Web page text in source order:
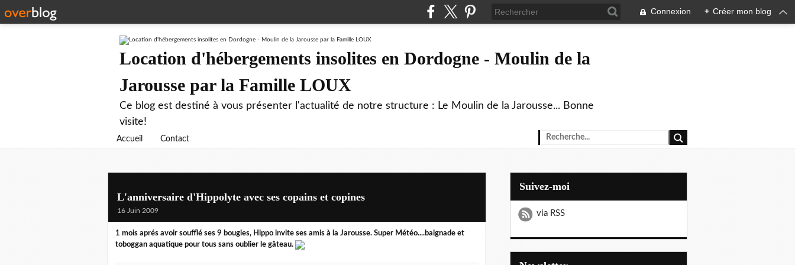
Connexion + Créer mon blog
Location d'hébergements insolites en Dordogne - Moulin de la
Jarousse par la Famille LOUX
Ce blog est destiné à vous présenter l'actualité de notre structure : Le Moulin de la Jarousse... Bonne
visite!
Accueil Contact
L'anniversaire d'Hippolyte avec ses copains et copines
16 Juin 2009
1 mois aprés avoir soufflé ses 9 bougies, Hippo invite ses amis à la Jarousse. Super Météo....baignade et
toboggan aquatique pour tous sans oublier le gâteau.
Suivez-moi
via RSS